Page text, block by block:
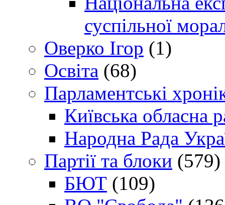
суспільної
Оверко Ігор (1)
Освіта (68)
Парламентські
Київська обласна
Народна Рада
Партії та блоки (579)
БЮТ (109)